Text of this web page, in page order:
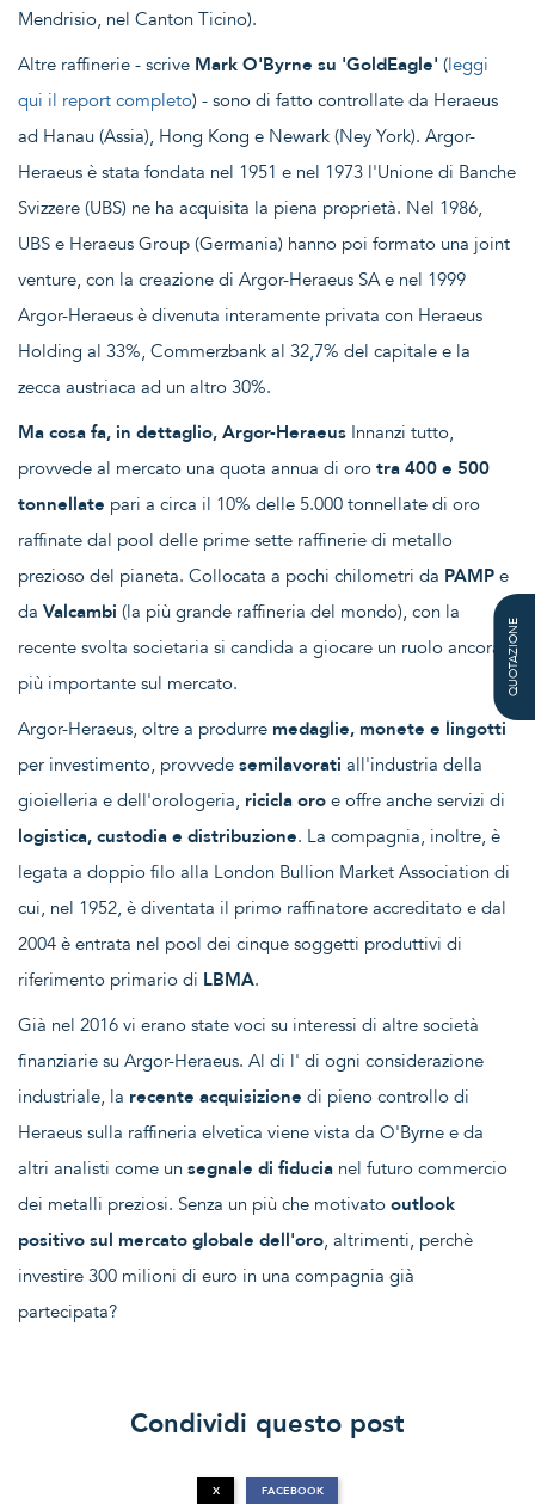
Mendrisio, nel Canton Ticino).
Altre raffinerie - scrive Mark O'Byrne su 'GoldEagle' (leggi
qui il report completo) - sono di fatto controllate da Heraeus
ad Hanau (Assia), Hong Kong e Newark (Ney York). Argor-
Heraeus è stata fondata nel 1951 e nel 1973 l'Unione di Banche
Svizzere (UBS) ne ha acquisita la piena proprietà. Nel 1986,
UBS e Heraeus Group (Germania) hanno poi formato una joint
venture, con la creazione di Argor-Heraeus SA e nel 1999
Argor-Heraeus è divenuta interamente privata con Heraeus
Holding al 33%, Commerzbank al 32,7% del capitale e la
zecca austriaca ad un altro 30%.
Ma cosa fa, in dettaglio, Argor-Heraeus Innanzi tutto,
provvede al mercato una quota annua di oro tra 400 e 500
tonnellate pari a circa il 10% delle 5.000 tonnellate di oro
raffinate dal pool delle prime sette raffinerie di metallo
prezioso del pianeta. Collocata a pochi chilometri da PAMP e
da Valcambi (la più grande raffineria del mondo), con la
recente svolta societaria si candida a giocare un ruolo ancora
più importante sul mercato.
Argor-Heraeus, oltre a produrre medaglie, monete e lingotti
per investimento, provvede semilavorati all'industria della
gioielleria e dell'orologeria, ricicla oro e offre anche servizi di
logistica, custodia e distribuzione. La compagnia, inoltre, è
legata a doppio filo alla London Bullion Market Association di
cui, nel 1952, è diventata il primo raffinatore accreditato e dal
2004 è entrata nel pool dei cinque soggetti produttivi di
riferimento primario di LBMA.
Già nel 2016 vi erano state voci su interessi di altre società
finanziarie su Argor-Heraeus. Al di l' di ogni considerazione
industriale, la recente acquisizione di pieno controllo di
Heraeus sulla raffineria elvetica viene vista da O'Byrne e da
altri analisti come un segnale di fiducia nel futuro commercio
dei metalli preziosi. Senza un più che motivato outlook
positivo sul mercato globale dell'oro, altrimenti, perchè
investire 300 milioni di euro in una compagnia già
partecipata?
Condividi questo post
X FACEBOOK
QUOTAZIONE